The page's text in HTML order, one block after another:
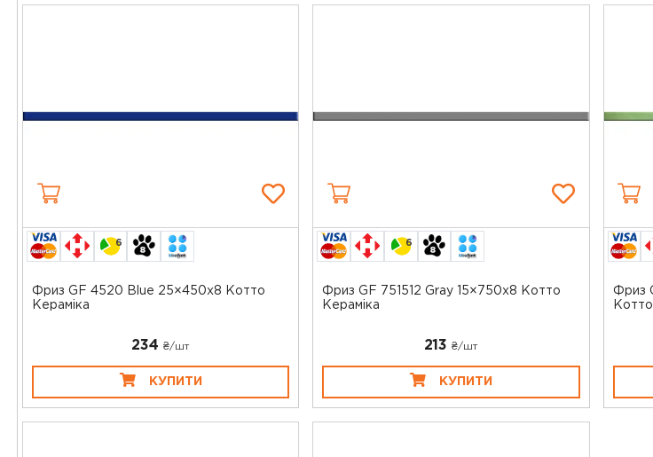
6
Фриз GF 4520 Blue 25×450x8 Котто
Кераміка
234 ₴/шт
КУПИТИ
6
Фриз GF 751512 Gray 15×750x8 Котто
Кераміка
213 ₴/шт
КУПИТИ
Фриз
Котто